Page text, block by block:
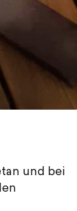
und bei